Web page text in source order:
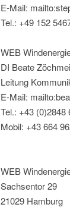
E-Mail:
Tel.: +49 152
WEB
DI Beate
Leitung
E-Mail:
Tel.: +43 (0)2848
Mobil: +43 664
WEB
Sachsentor 29
21029 Hamburg